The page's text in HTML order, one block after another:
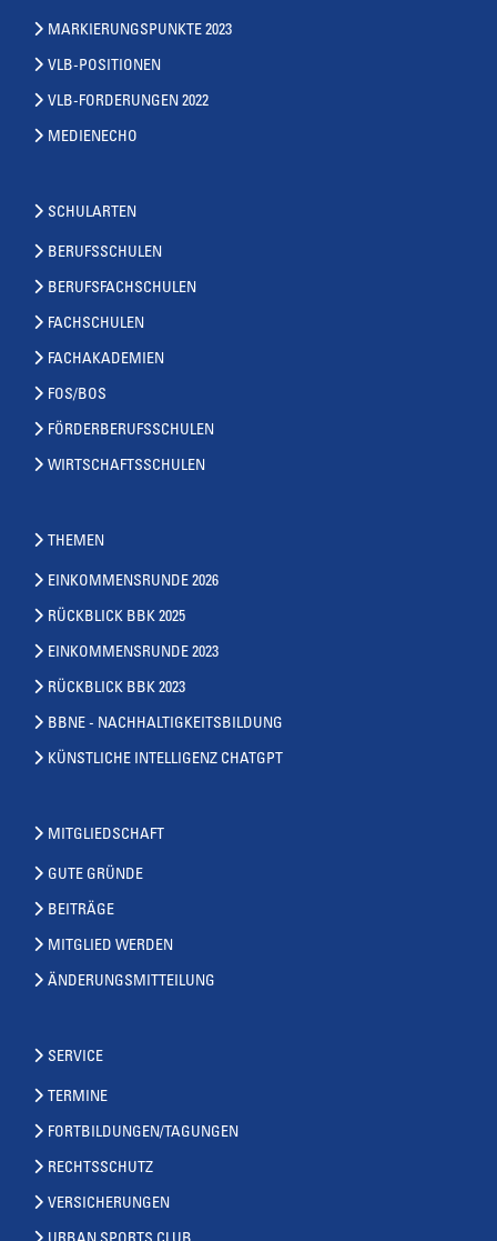
MARKIERUNGSPUNKTE 2023
VLB-POSITIONEN
VLB-FORDERUNGEN 2022
MEDIENECHO
SCHULARTEN
BERUFSSCHULEN
BERUFSFACHSCHULEN
FACHSCHULEN
FACHAKADEMIEN
FOS/BOS
FÖRDERBERUFSSCHULEN
WIRTSCHAFTSSCHULEN
THEMEN
EINKOMMENSRUNDE 2026
RÜCKBLICK BBK 2025
EINKOMMENSRUNDE 2023
RÜCKBLICK BBK 2023
BBNE - NACHHALTIGKEITSBILDUNG
KÜNSTLICHE INTELLIGENZ CHATGPT
MITGLIEDSCHAFT
GUTE GRÜNDE
BEITRÄGE
MITGLIED WERDEN
ÄNDERUNGSMITTEILUNG
SERVICE
TERMINE
FORTBILDUNGEN/TAGUNGEN
RECHTSSCHUTZ
VERSICHERUNGEN